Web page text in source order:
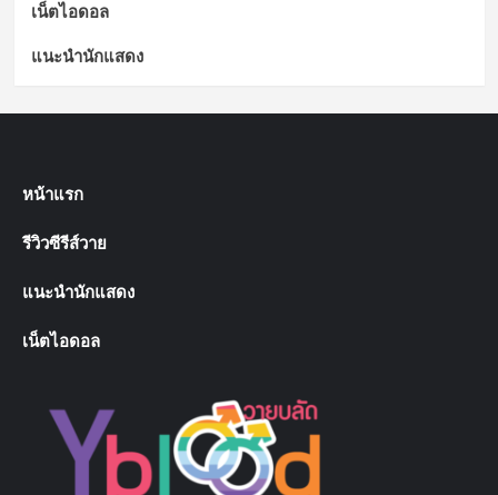
เน็ตไอดอล
แนะนำนักแสดง
หน้าแรก
รีวิวซีรีส์วาย
แนะนำนักแสดง
เน็ตไอดอล